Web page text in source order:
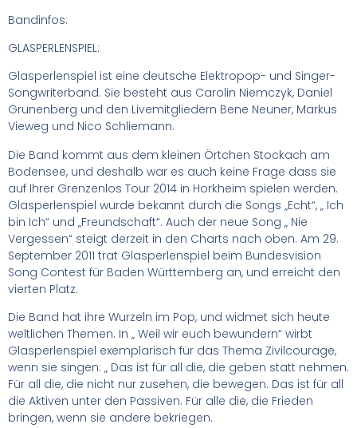
Bandinfos:
GLASPERLENSPIEL:
Glasperlenspiel ist eine deutsche Elektropop- und Singer-
Songwriterband. Sie besteht aus Carolin Niemczyk, Daniel
Grunenberg und den Livemitgliedern Bene Neuner, Markus
Vieweg und Nico Schliemann.
Die Band kommt aus dem kleinen Örtchen Stockach am
Bodensee, und deshalb war es auch keine Frage dass sie
auf Ihrer Grenzenlos Tour 2014 in Horkheim spielen werden.
Glasperlenspiel wurde bekannt durch die Songs „Echt“, „ Ich
bin Ich“ und „Freundschaft“. Auch der neue Song „ Nie
Vergessen“ steigt derzeit in den Charts nach oben. Am 29.
September 2011 trat Glasperlenspiel beim Bundesvision
Song Contest für Baden Württemberg an, und erreicht den
vierten Platz.
Die Band hat ihre Wurzeln im Pop, und widmet sich heute
weltlichen Themen. In „ Weil wir euch bewundern“ wirbt
Glasperlenspiel exemplarisch für das Thema Zivilcourage,
wenn sie singen: „ Das ist für all die, die geben statt nehmen.
Für all die, die nicht nur zusehen, die bewegen. Das ist für all
die Aktiven unter den Passiven. Für alle die, die Frieden
bringen, wenn sie andere bekriegen.